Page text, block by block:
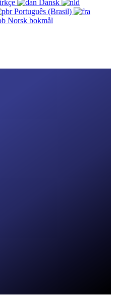
Dansk
Português (Brasil)
Norsk bokmål